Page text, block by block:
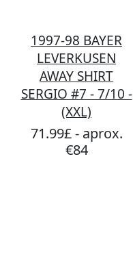
1997-98 BAYER
LEVERKUSEN
AWAY SHIRT
SERGIO #7 - 7/10 -
(XXL)
71.99£ - aprox.
€84